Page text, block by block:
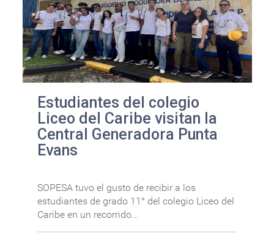
Estudiantes del colegio
Liceo del Caribe visitan la
Central Generadora Punta
Evans
SOPESA tuvo el gusto de recibir a los
estudiantes de grado 11° del colegio Liceo del
Caribe en un recorrido...